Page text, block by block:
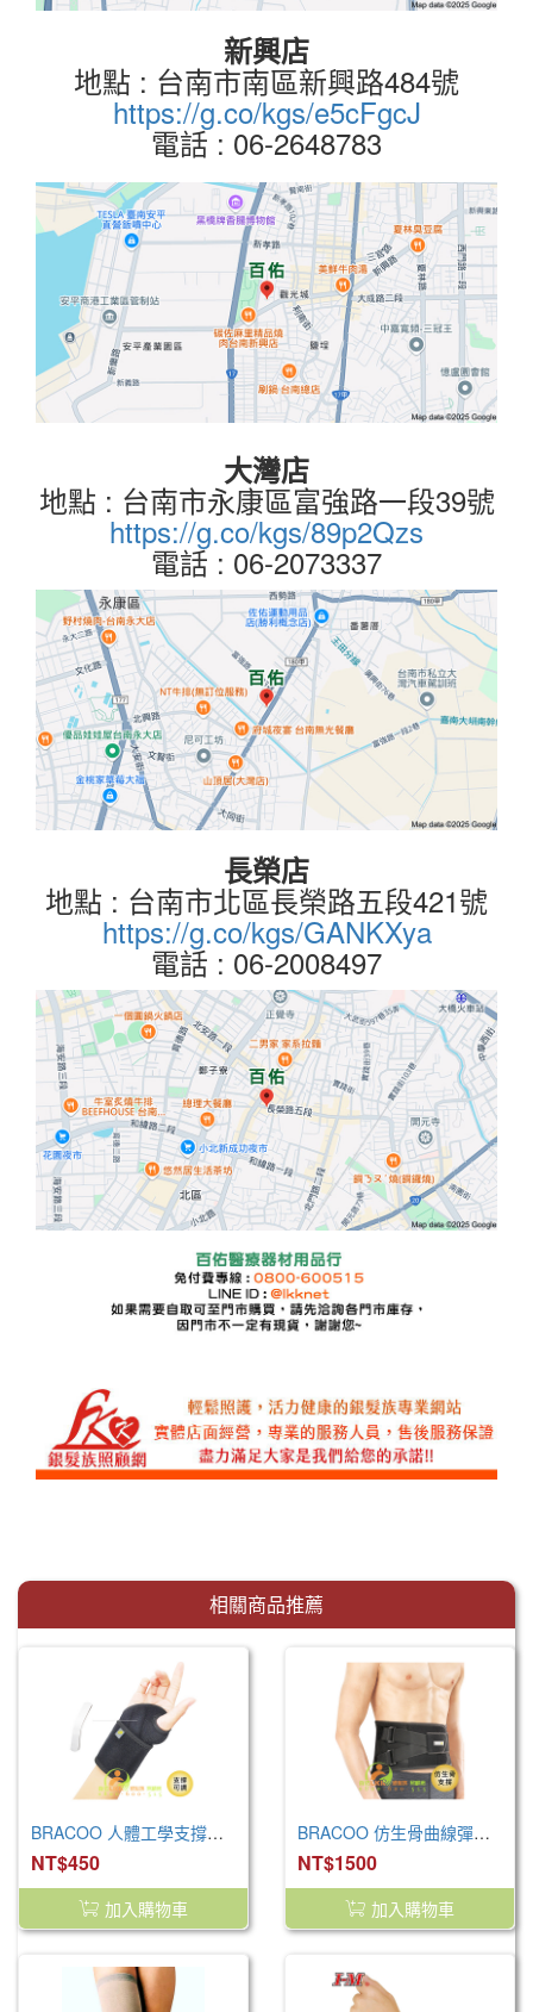
新興店
地點 : 台南市南區新興路484號
https://g.co/kgs/e5cFgcJ
電話 : 06-2648783
大灣店
地點 : 台南市永康區富強路一段39號
https://g.co/kgs/89p2Qzs
電話 : 06-2073337
長榮店
地點 : 台南市北區長榮路五段421號
https://g.co/kgs/GANKXya
電話 : 06-2008497
相關商品推薦
BRACOO 人體工學支撐可調護腕 WS11(右手專用)
NT$450
加入購物車
BRACOO 仿生骨曲線彈力支撐護腰BP61 S/M/L
NT$1500
加入購物車